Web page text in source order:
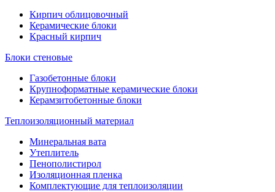
Кирпич облицовочный
Керамические блоки
Красный кирпич
Блоки стеновые
Газобетонные блоки
Крупноформатные керамические блоки
Керамзитобетонные блоки
Теплоизоляционный материал
Минеральная вата
Утеплитель
Пенополистирол
Изоляционная пленка
Комплектующие для теплоизоляции